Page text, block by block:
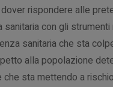
rispondere alle
sanitaria con gli
sanitaria che sta
alla popolazione
sta mettendo a